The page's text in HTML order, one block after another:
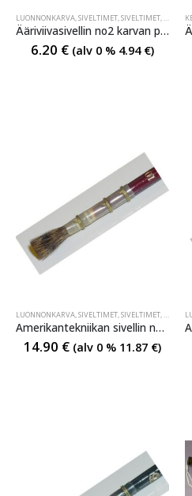
LUONNONKARVA,SIVELTIMET,SIVELTIMET,
Ääriviivasivellin no2 karvan pituus n.2 cm
6.20 € (alv 0 % 4.94 €)
LUONNONKARVA,SIVELTIMET,SIVELTIMET,
Amerikantekniikan sivellin no10 luonnonsulassa
14.90 € (alv 0 % 11.87 €)